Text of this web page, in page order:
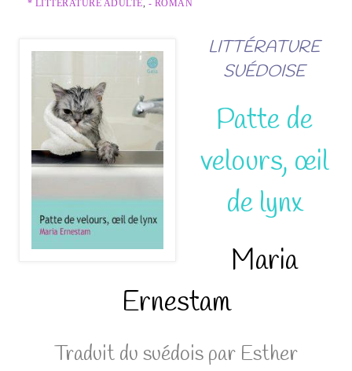
* LITTÉRATURE ADULTE, - ROMAN
LITTÉRATURE
SUÉDOISE
Patte de
velours, œil
de lynx
Maria
Ernestam
Traduit du suédois par Esther